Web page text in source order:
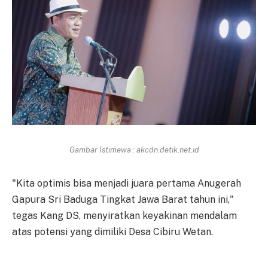
Gambar Istimewa : akcdn.detik.net.id
"Kita optimis bisa menjadi juara pertama Anugerah
Gapura Sri Baduga Tingkat Jawa Barat tahun ini,"
tegas Kang DS, menyiratkan keyakinan mendalam
atas potensi yang dimiliki Desa Cibiru Wetan.